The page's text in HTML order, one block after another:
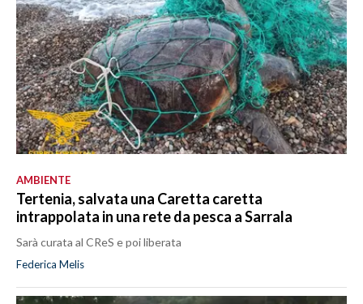
AMBIENTE
Tertenia, salvata una Caretta caretta
intrappolata in una rete da pesca a Sarrala
Sarà curata al CReS e poi liberata
Federica Melis